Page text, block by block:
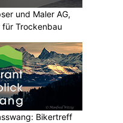
und Maler AG,
für Trockenbau
Bikertreff